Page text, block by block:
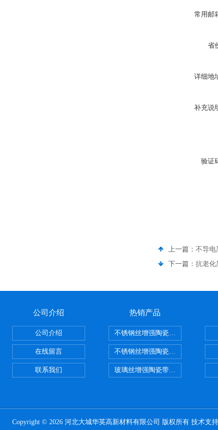
常用邮
省
详细地
补充说
验证
上一篇： 不导电
下一篇： 抗老化
公司介绍
公司介绍
在线留言
联系我们
热销产品
不锈钢丝增强陶瓷纤维布，陶瓷布
不锈钢丝增强陶瓷纤维布应用范围
玻璃丝增强陶瓷带，硅酸铝纤维
Copyright © 2026 河北大城华英高新材料有限公司 版权所有 技术支